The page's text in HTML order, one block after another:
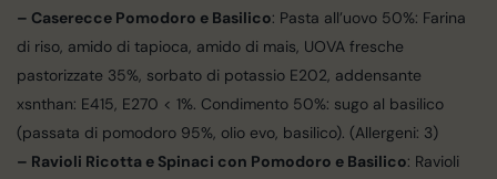
– Caserecce Pomodoro e Basilico: Pasta all’uovo 50%: Farina
di riso, amido di tapioca, amido di mais, UOVA fresche
pastorizzate 35%, sorbato di potassio E202, addensante
xsnthan: E415, E270 < 1%. Condimento 50%: sugo al basilico
(passata di pomodoro 95%, olio evo, basilico). (Allergeni: 3)
– Ravioli Ricotta e Spinaci con Pomodoro e Basilico: Ravioli